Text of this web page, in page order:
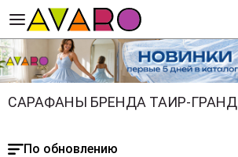
САРАФАНЫ БРЕНДА ТАИР-ГРАНД
По обновлению